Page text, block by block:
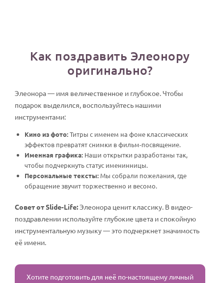
Как поздравить Элеонору
оригинально?
Элеонора — имя величественное и глубокое. Чтобы
подарок выделился, воспользуйтесь нашими
инструментами:
Кино из фото:Титры с именем на фоне классических
эффектов превратят снимки в фильм-посвящение.
Именная графика: Наши открытки разработаны так,
чтобы подчеркнуть статус именинницы.
Персональные тексты: Мы собрали пожелания, где
обращение звучит торжественно и весомо.
Совет от Slide-Life:Элеонора ценит классику. В видео-
поздравлении используйте глубокие цвета и спокойную
инструментальную музыку — это подчеркнет значимость
её имени.
Хотите подготовить для неё по-настоящему личный